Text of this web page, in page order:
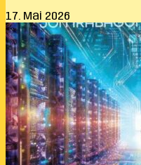
17. Mai 2026